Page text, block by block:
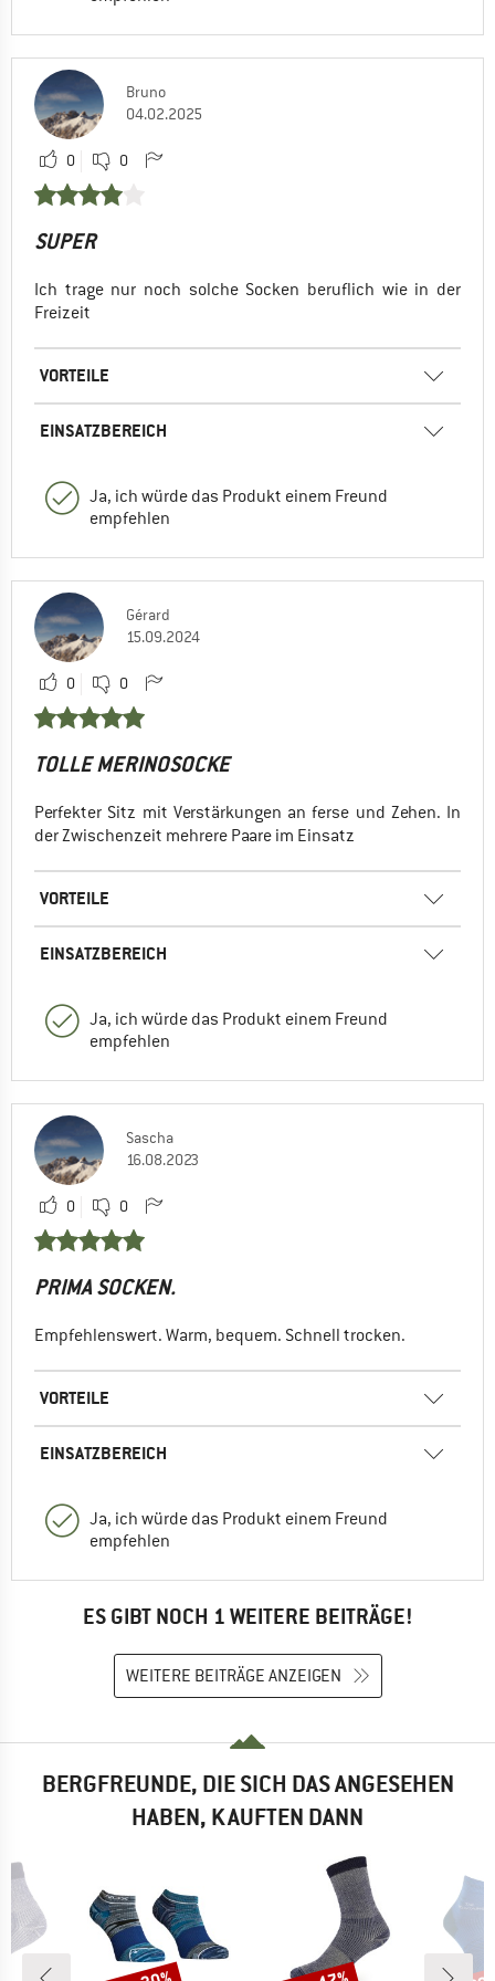
Bruno
04.02.2025
0 0
SUPER
Ich trage nur noch solche Socken beruflich wie in der
Freizeit
VORTEILE
EINSATZBEREICH
Ja, ich würde das Produkt einem Freund
empfehlen
Gérard
15.09.2024
0 0
TOLLE MERINOSOCKE
Perfekter Sitz mit Verstärkungen an ferse und Zehen. In
der Zwischenzeit mehrere Paare im Einsatz
VORTEILE
EINSATZBEREICH
Ja, ich würde das Produkt einem Freund
empfehlen
Sascha
16.08.2023
0 0
PRIMA SOCKEN.
Empfehlenswert. Warm, bequem. Schnell trocken.
VORTEILE
EINSATZBEREICH
Ja, ich würde das Produkt einem Freund
empfehlen
ES GIBT NOCH 1 WEITERE BEITRÄGE!
WEITERE BEITRÄGE ANZEIGEN
BERGFREUNDE, DIE SICH DAS ANGESEHEN
HABEN, KAUFTEN DANN